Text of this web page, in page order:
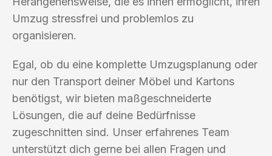
Umzug stressfrei und problemlos zu
organisieren.
Egal, ob du eine komplette Umzugsplanung oder
nur den Transport deiner Möbel und Kartons
benötigst, wir bieten maßgeschneiderte
Lösungen, die auf deine Bedürfnisse
zugeschnitten sind. Unser erfahrenes Team
unterstützt dich gerne bei allen Fragen und